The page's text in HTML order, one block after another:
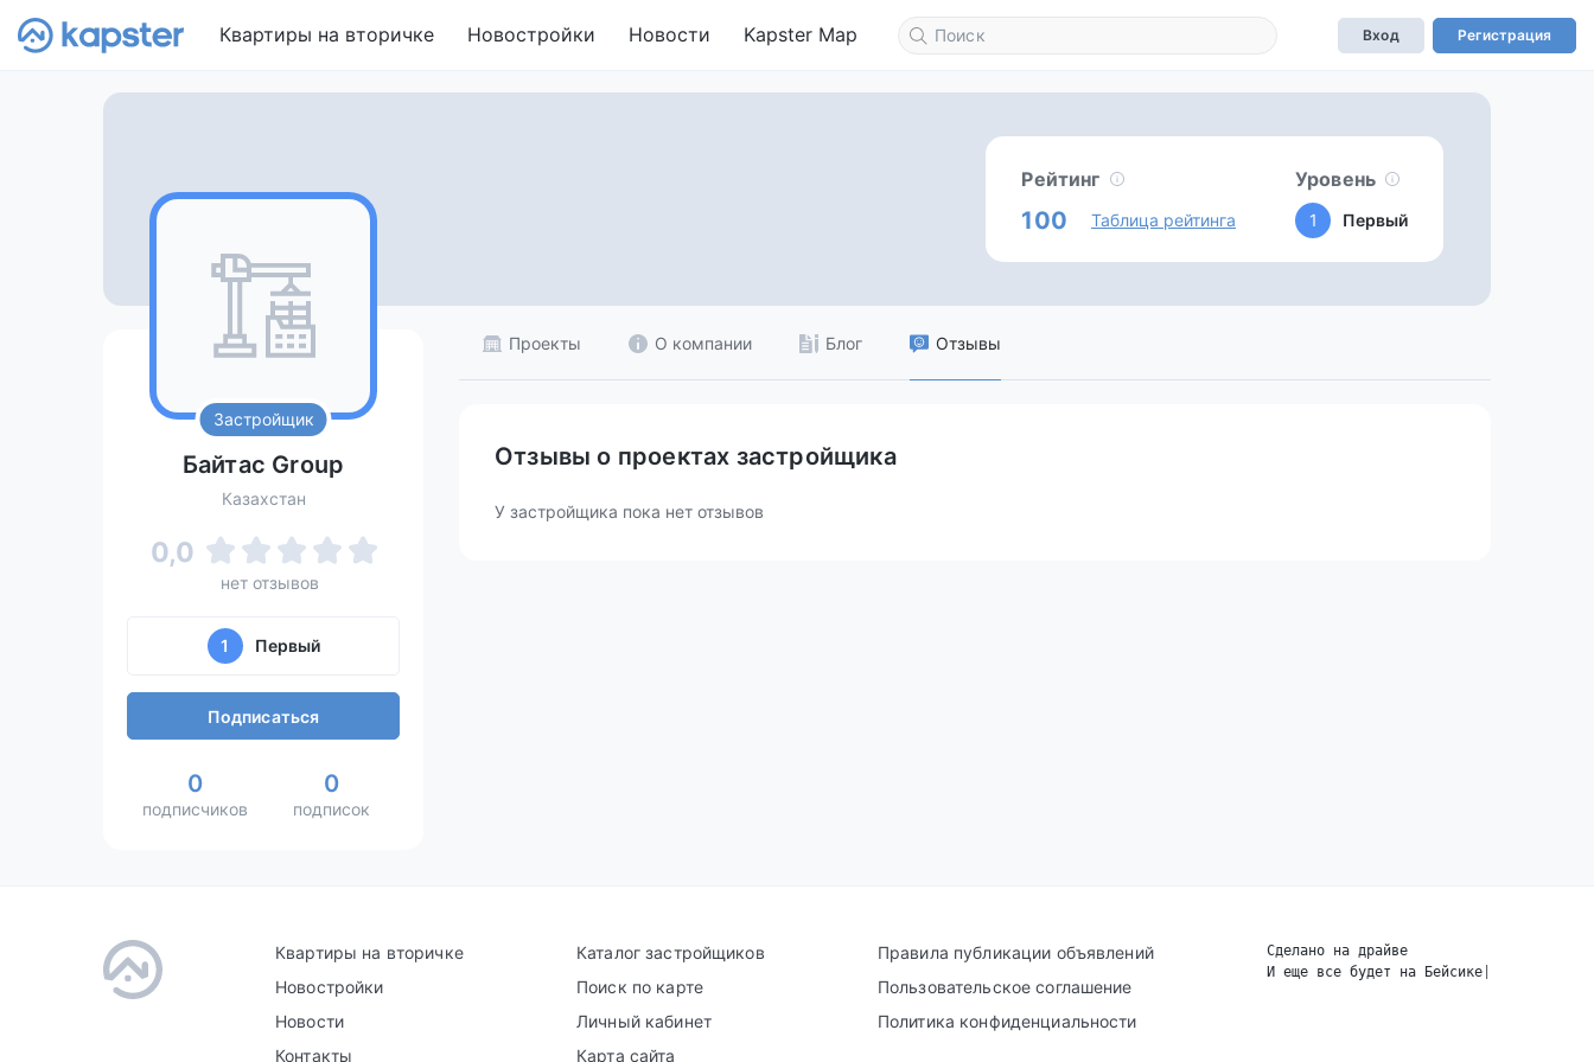
Квартиры на вторичке Новостройки Новости Kapster Map Вход Регистрация
Рейтинг
100 Таблица рейтинга
Уровень
1 Первый
Застройщик
Байтас Group
Казахстан
0,0
нет отзывов
1 Первый
Подписаться
0
подписчиков
0
подписок
Проекты О компании Блог Отзывы
Отзывы о проектах застройщика
У застройщика пока нет отзывов
Квартиры на вторичке
Новостройки
Новости
Контакты
Каталог застройщиков
Поиск по карте
Личный кабинет
Карта сайта
Правила публикации объявлений
Пользовательское соглашение
Политика конфиденциальности
Сделано на драйве
И еще все будет на Бейсике